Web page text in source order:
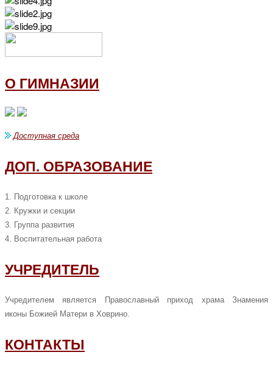
О ГИМНАЗИИ
Доступная среда
ДОП. ОБРАЗОВАНИЕ
1. Подготовка к школе
2. Кружки и секции
3. Группа развития
4. Воспитательная работа
УЧРЕДИТЕЛЬ
Учредителем является Православный приход храма Знамения
иконы Божией Матери в Ховрино.
КОНТАКТЫ